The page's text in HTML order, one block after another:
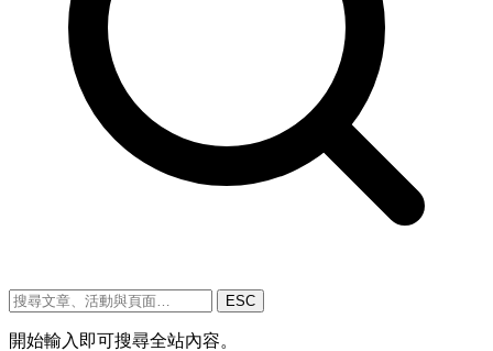
ESC
開始輸入即可搜尋全站內容。